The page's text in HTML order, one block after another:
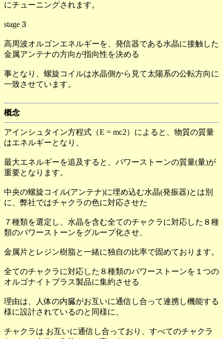
にチューニングされます。
stage３
高周波オルゴンエネルギーを、発信器である水晶に接触した
金属アンテナの方向が指向性を決める
事となり、螺旋コイルは水晶側から見て太陽系の公転方向に
一致させています。
概念
アインシュタイン方程式（E = mc2）によると、物質の質量
はエネルギーとなり、
最大エネルギーを追及すると、パワーストーンの質量(量)が
重要となります。
中央の螺旋コイル(アンテナ)に埋め込む水晶(発振器)とは別
に、弊社ではチャクラの色に対応させた
７種類を選定し、水晶を含む全てのチャクラに対応した８種
類のパワーストーンをグループ化させ、
金属片とレジン樹脂と一緒に独自の比率で固めております。
全てのチャクラに対応した８種類のパワーストーンを１つの
オルゴナイトプラス製品に集約させる
理由は、人体の内臓がお互いに通信し合って連携し機能する
様に設計されているのと同様に、
チャクラは お互いに通信し合っており、すべてのチャクラ